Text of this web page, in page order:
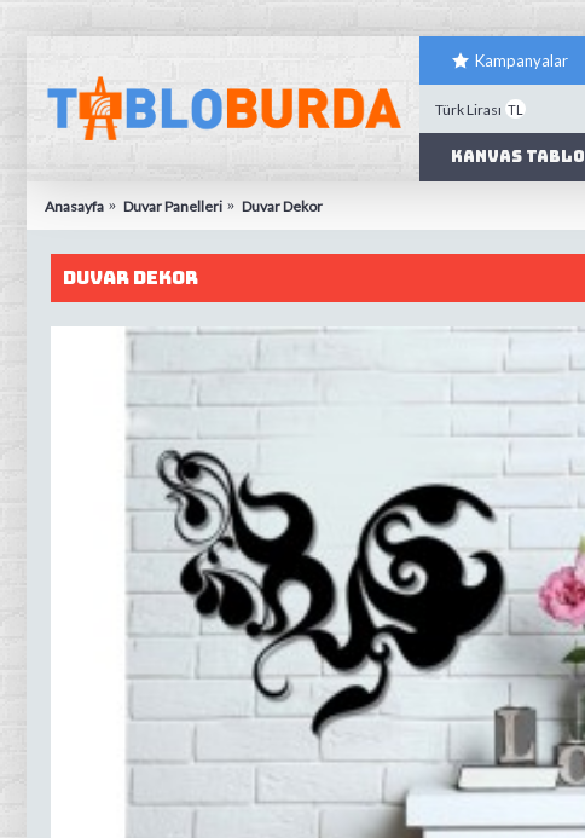
Kampanyalar
Türk Lirası TL
Kanvas Tablo
Anasayfa Duvar Panelleri Duvar Dekor
Duvar Dekor